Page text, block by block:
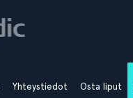
Yhteystiedot Osta liput